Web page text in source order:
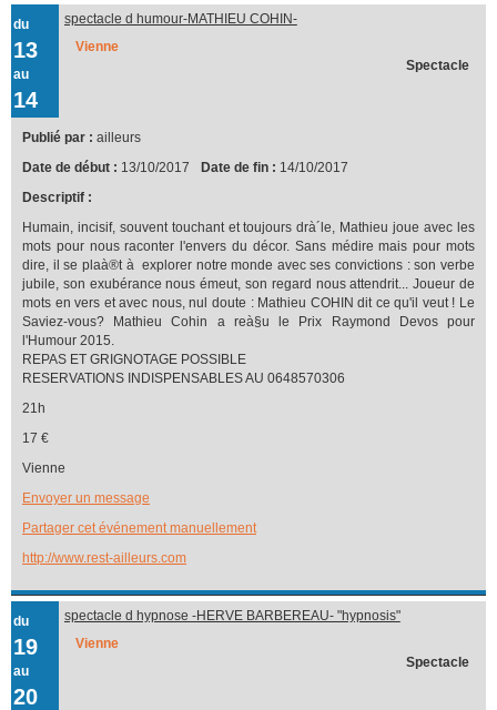
du
13
au
14
spectacle d humour-MATHIEU COHIN-
Vienne
Spectacle
Publié par : ailleurs
Date de début : 13/10/2017 Date de fin : 14/10/2017
Descriptif :
Humain, incisif, souvent touchant et toujours drà´le, Mathieu joue avec les
mots pour nous raconter l'envers du décor. Sans médire mais pour mots
dire, il se plaà®t à explorer notre monde avec ses convictions : son verbe
jubile, son exubérance nous émeut, son regard nous attendrit... Joueur de
mots en vers et avec nous, nul doute : Mathieu COHIN dit ce qu'il veut ! Le
Saviez-vous? Mathieu Cohin a reà§u le Prix Raymond Devos pour
l'Humour 2015.
REPAS ET GRIGNOTAGE POSSIBLE
RESERVATIONS INDISPENSABLES AU 0648570306
21h
17 €
Vienne
Envoyer un message
Partager cet événement manuellement
http://www.rest-ailleurs.com
du
19
au
20
spectacle d hypnose -HERVE BARBEREAU- "hypnosis"
Vienne
Spectacle